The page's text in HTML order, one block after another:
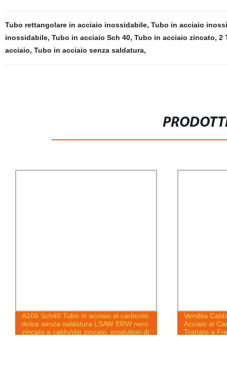
Tubo rettangolare in acciaio inossidabile, Tubo in acciaio
inossidabile, Tubo in acciaio Sch 40, Tubo in acciaio zincato, 2
acciaio, Tubo in acciaio senza saldatura,
A106 Sch40 Tubo in acciaio al carbonio
dolce senza saldatura LSAW ERW nero
zincato a caldo/dip zincato, produttori di
Vendita
Acciaio al
Trattato a